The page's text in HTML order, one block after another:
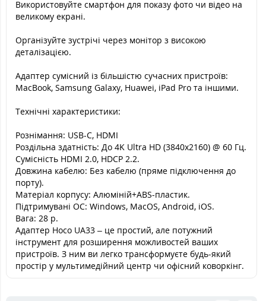
Використовуйте смартфон для показу фото чи відео на
великому екрані.
Організуйте зустрічі через монітор з високою
деталізацією.
Адаптер сумісний із більшістю сучасних пристроїв:
MacBook, Samsung Galaxy, Huawei, iPad Pro та іншими.
Технічні характеристики:
Рознімання: USB-C, HDMI
Роздільна здатність: До 4K Ultra HD (3840x2160) @ 60 Гц.
Сумісність HDMI 2.0, HDCP 2.2.
Довжина кабелю: Без кабелю (пряме підключення до
порту).
Матеріал корпусу: Алюміній+ABS-пластик.
Підтримувані ОС: Windows, MacOS, Android, iOS.
Вага: 28 р.
Адаптер Hoco UA33 – це простий, але потужний
інструмент для розширення можливостей ваших
пристроїв. З ним ви легко трансформуєте будь-який
простір у мультимедійний центр чи офісний коворкінг.